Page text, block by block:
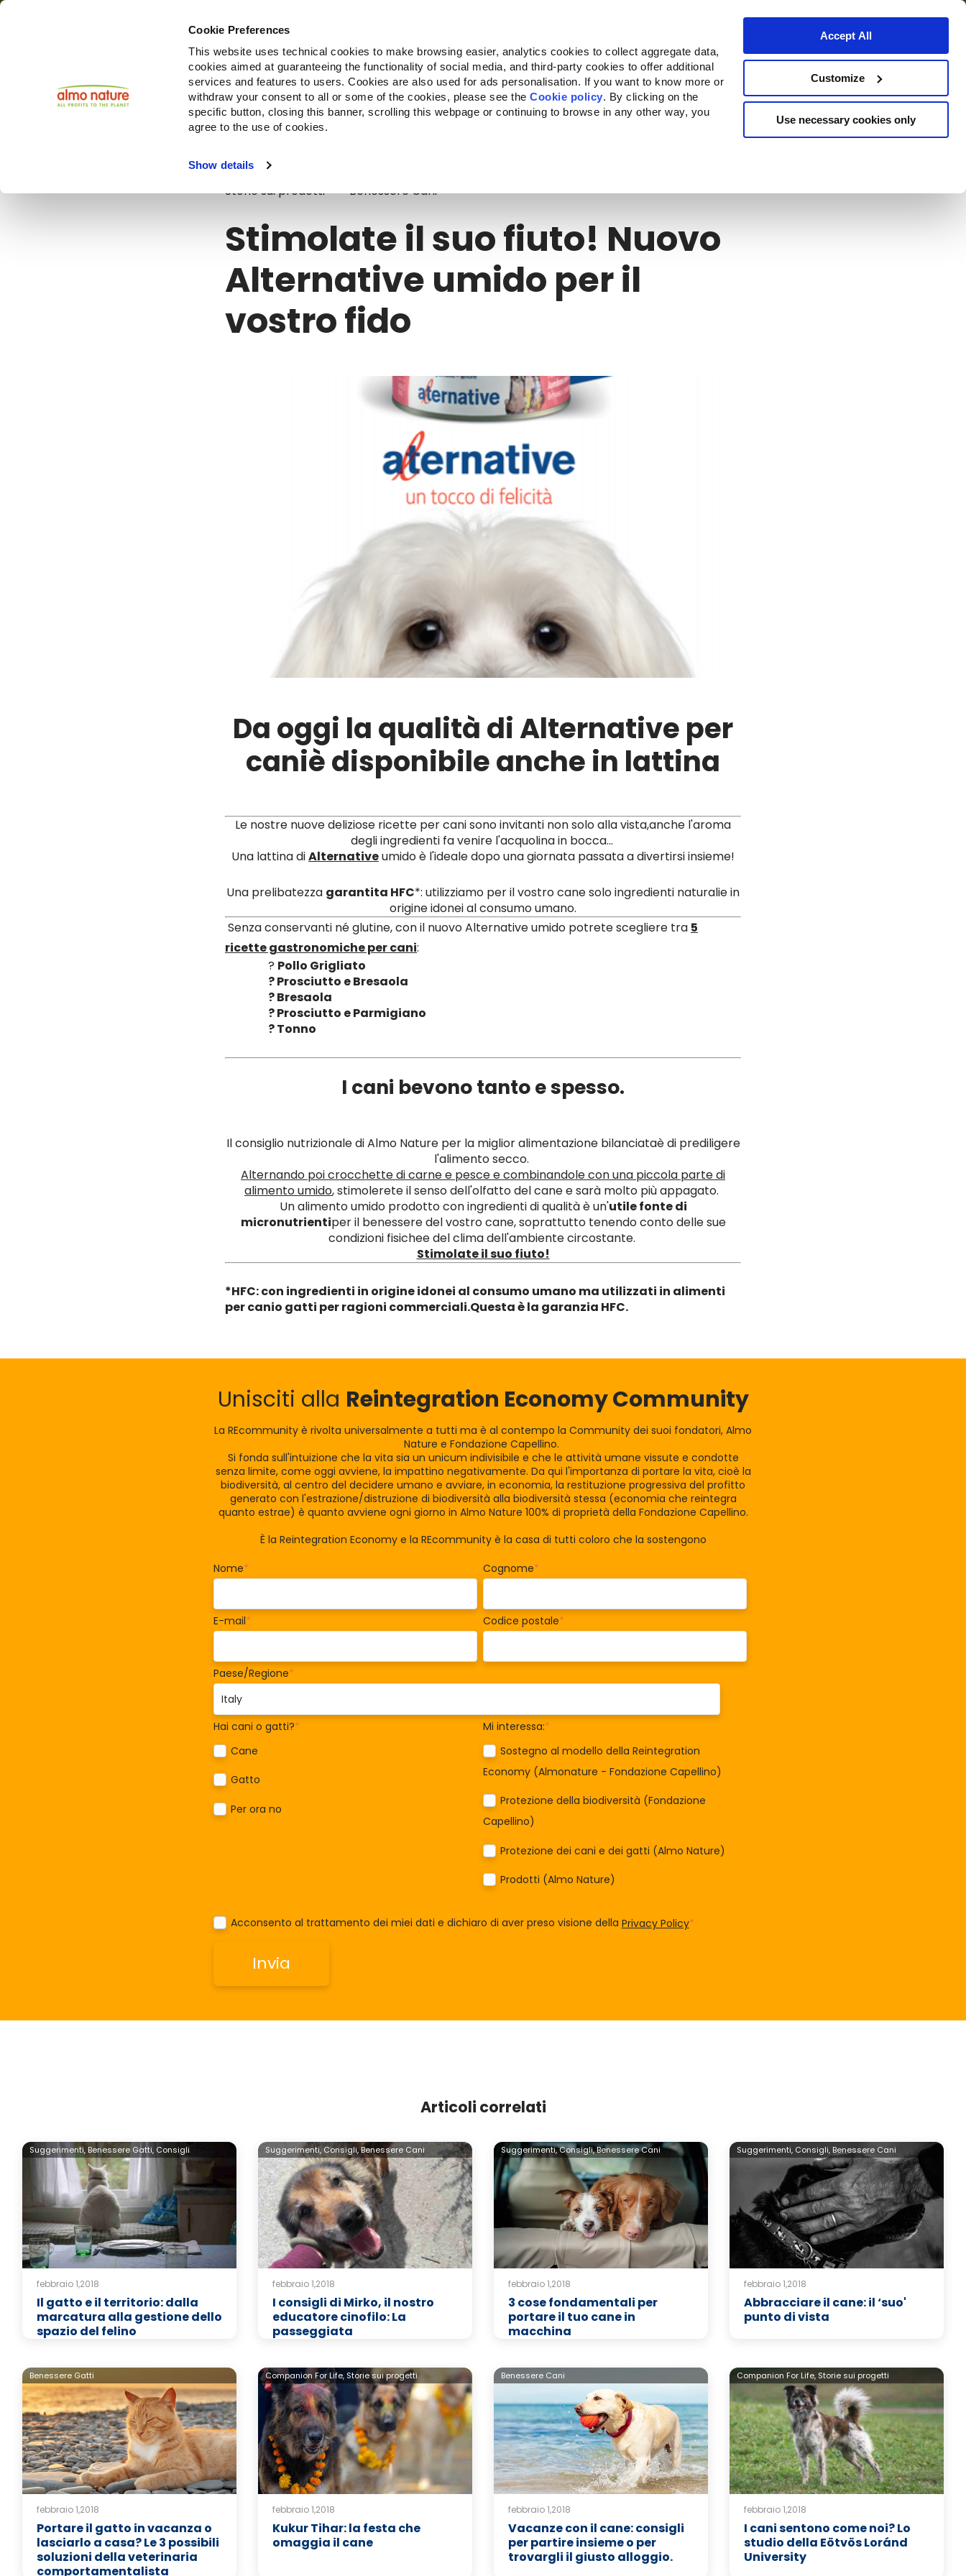
Cookie Preferences
This website uses technical cookies to make browsing easier, analytics cookies to collect aggregate data,
cookies aimed at guaranteeing the functionality of social media, and third-party cookies to offer additional
services and features to users. Cookies are also used for ads personalisation. If you want to know more or
withdraw your consent to all or some of the cookies, please see theCookie policy. By clicking on the
specific button, closing this banner, scrolling this webpage or continuing to browse in any other way, you
agree to the use of cookies.
Show details
Accept All
Customize
Use necessary cookies only
Prodotti Companion for Life Bando Companion for Life Chi siamo Dove acquistare
Storie sui prodotti Benessere Cani
Stimolate il suo fiuto! Nuovo
Alternative umido per il
vostro fido
Da oggi la qualità di Alternative per
caniè disponibile anche in lattina
Le nostre nuove deliziose ricette per cani sono invitanti non solo alla vista,anche l'aroma
degli ingredienti fa venire l'acquolina in bocca...
Una lattina diAlternativeumido è l'ideale dopo una giornata passata a divertirsi insieme!
Una prelibatezza garantita HFC*: utilizziamo per il vostro cane solo ingredienti naturalie in
origine idonei al consumo umano.
Senza conservanti né glutine, con il nuovo Alternative umido potrete scegliere tra 5
ricette gastronomiche per cani:
? Pollo Grigliato
? Prosciutto e Bresaola
? Bresaola
? Prosciutto e Parmigiano
? Tonno
I cani bevono tanto e spesso.
Il consiglio nutrizionale di Almo Nature per la miglior alimentazione bilanciataè di prediligere
l'alimento secco.
Alternando poi crocchette di carne e pesce e combinandole con una piccola partedi
alimento umido, stimolerete il senso dell'olfatto del cane e sarà molto più appagato.
Un alimento umido prodotto con ingredienti di qualità è un'utile fonte di
micronutrientiper il benessere del vostro cane, soprattutto tenendo conto delle sue
condizioni fisichee del clima dell'ambiente circostante.
Stimolate il suo fiuto!
*HFC: con ingredienti in origine idonei al consumo umano ma utilizzati in alimenti
per canio gatti per ragioni commerciali.Questa è la garanzia HFC.
Unisciti alla Reintegration Economy Community
La REcommunity è rivolta universalmente a tutti ma è al contempo la Community dei suoi fondatori, Almo
Nature e Fondazione Capellino.
Si fonda sull'intuizione che la vita sia un unicum indivisibile e che le attività umane vissute e condotte
senza limite, come oggi avviene, la impattino negativamente. Da qui l'importanza di portare la vita, cioè la
biodiversità, al centro del decidere umano e avviare, in economia, la restituzione progressiva del profitto
generato con l'estrazione/distruzione di biodiversità alla biodiversità stessa (economia che reintegra
quanto estrae) è quanto avviene ogni giorno in Almo Nature 100% di proprietà della Fondazione Capellino.
È la Reintegration Economy e la REcommunity è la casa di tutti coloro che la sostengono
Nome* Cognome*
E-mail* Codice postale*
Paese/Regione*
Hai cani o gatti?*
Cane
Gatto
Per ora no
Mi interessa:*
Sostegno al modello della Reintegration
Economy (Almonature - Fondazione Capellino)
Protezione della biodiversità (Fondazione
Capellino)
Protezione dei cani e dei gatti (Almo Nature)
Prodotti (Almo Nature)
Acconsento al trattamento dei miei dati e dichiaro di aver preso visione della Privacy Policy*
Articoli correlati
Suggerimenti, Benessere Gatti, Consigli
febbraio 1,2018
Il gatto e il territorio: dalla
marcatura alla gestione dello
spazio del felino
Suggerimenti,Consigli,Benessere Cani
febbraio 1,2018
I consigli di Mirko, il nostro
educatore cinofilo: La
passeggiata
Suggerimenti,Consigli,Benessere Cani
febbraio 1,2018
3 cose fondamentali per
portare il tuo cane in
macchina
Suggerimenti, Consigli, Benessere Cani
febbraio 1,2018
Abbracciare il cane: il ‘suo'
punto di vista
Benessere Gatti
febbraio 1,2018
Portare il gatto in vacanza o
lasciarlo a casa? Le 3 possibili
soluzioni della veterinaria
comportamentalista
Companion For Life, Storie sui progetti
febbraio 1,2018
Kukur Tihar: la festa che
omaggia il cane
Benessere Cani
febbraio 1,2018
Vacanze con il cane: consigli
per partire insieme o per
trovargli il giusto alloggio.
Companion For Life, Storie sui progetti
febbraio 1,2018
I cani sentono come noi? Lo
studio della Eötvös Loránd
University